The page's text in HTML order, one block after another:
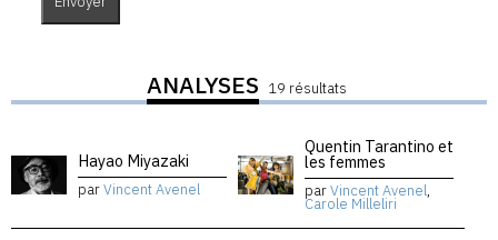
ANALYSES 19 résultats
Hayao Miyazaki
parVincent Avenel
Quentin Tarantino et
les femmes
parVincent Avenel,
Carole Milleliri